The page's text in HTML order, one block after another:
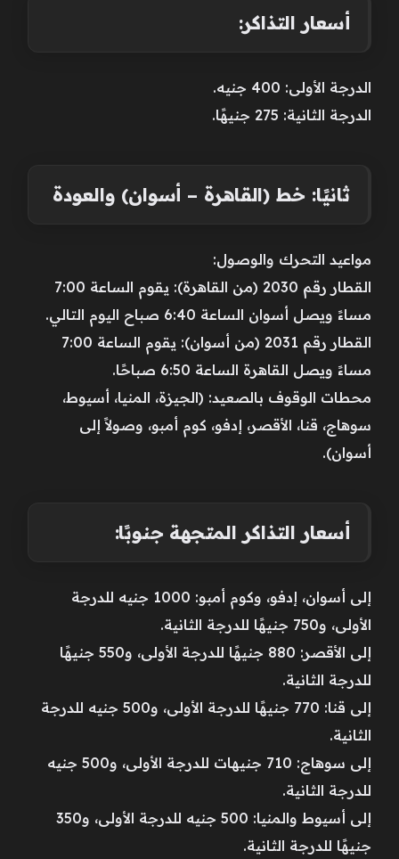
أسعار التذاكر:
الدرجة الأولى: 400 جنيه.
الدرجة الثانية: 275 جنيهًا.
ثانيًا: خط (القاهرة – أسوان) والعودة
مواعيد التحرك والوصول:
القطار رقم 2030 (من القاهرة): يقوم الساعة 7:00
مساءً ويصل أسوان الساعة 6:40 صباح اليوم التالي.
القطار رقم 2031 (من أسوان): يقوم الساعة 7:00
مساءً ويصل القاهرة الساعة 6:50 صباحًا.
محطات الوقوف بالصعيد: (الجيزة، المنيا، أسيوط،
سوهاج، قنا، الأقصر، إدفو، كوم أمبو، وصولاً إلى
أسوان).
أسعار التذاكر المتجهة جنوبًا:
إلى أسوان، إدفو، وكوم أمبو: 1000 جنيه للدرجة
الأولى، و750 جنيهًا للدرجة الثانية.
إلى الأقصر: 880 جنيهًا للدرجة الأولى، و550 جنيهًا
للدرجة الثانية.
إلى قنا: 770 جنيهًا للدرجة الأولى، و500 جنيه للدرجة
الثانية.
إلى سوهاج: 710 جنيهات للدرجة الأولى، و500 جنيه
للدرجة الثانية.
إلى أسيوط والمنيا: 500 جنيه للدرجة الأولى، و350
جنيهًا للدرجة الثانية.